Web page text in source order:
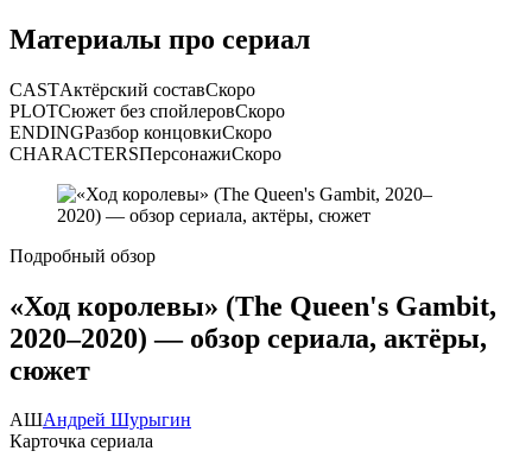
Материалы про сериал
CASTАктёрский составСкоро
PLOTСюжет без спойлеровСкоро
ENDINGРазбор концовкиСкоро
CHARACTERSПерсонажиСкоро
Подробный обзор
«Ход королевы» (The Queen's Gambit,
2020–2020) — обзор сериала, актёры,
сюжет
АШАндрей Шурыгин
Карточка сериала